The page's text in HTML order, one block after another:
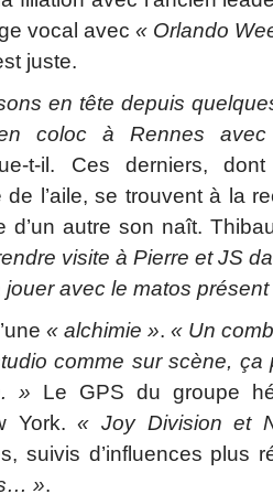
vocal avec « Orlando
juste.
en tête depuis
coloc à Rennes avec
t-il. Ces derniers,
l’aile, se trouvent à la
d’un autre son naît.
visite à Pierre et JS
avec le matos
« alchimie ». « Un
comme sur scène, ça
» Le GPS du groupe
York.« Joy Division et
suivis d’influences plus
».